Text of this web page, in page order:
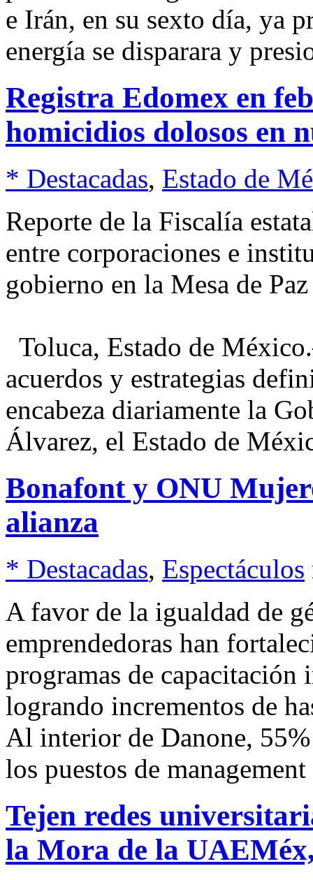
e Irán, en su sexto día, ya
energía se disparara y
Registra Edomex en
homicidios dolosos en
* Destacadas, Estado de
Reporte de la Fiscalía
entre corporaciones e
gobierno en la Mesa de Paz
Toluca, Estado de
acuerdos y estrategias
encabeza diariamente la
Álvarez, el Estado de
Bonafont y ONU
alianza
* Destacadas, Espectáculos
A favor de la igualdad de
emprendedoras han
programas de capacitación
logrando incrementos de
Al interior de Danone,
los puestos de
Tejen redes
la Mora de la